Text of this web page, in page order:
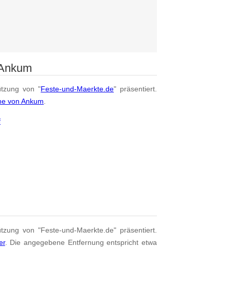
von "Feste-und-Maerkte.de" präsentiert.
von Ankum.
von "Feste-und-Maerkte.de" präsentiert.
. Die angegebene Entfernung entspricht etwa